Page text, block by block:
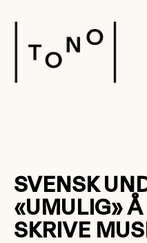
SVENSK
«UMULIG» Å
SKRIVE